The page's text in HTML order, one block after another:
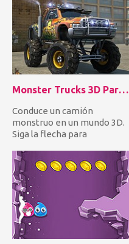
Monster Trucks 3D Parking
Conduce un camión
monstruo en un mundo 3D.
Siga la flecha para
resaltado an...